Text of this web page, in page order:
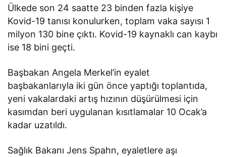
Ülkede son 24 saatte 23 binden fazla kişiye
Kovid-19 tanısı konulurken, toplam vaka sayısı 1
milyon 130 bine çıktı. Kovid-19 kaynaklı can kaybı
ise 18 bini geçti.
Başbakan Angela Merkel’in eyalet
başbakanlarıyla iki gün önce yaptığı toplantıda,
yeni vakalardaki artış hızının düşürülmesi için
kasımdan beri uygulanan kısıtlamalar 10 Ocak’a
kadar uzatıldı.
Sağlık Bakanı Jens Spahn, eyaletlere aşı